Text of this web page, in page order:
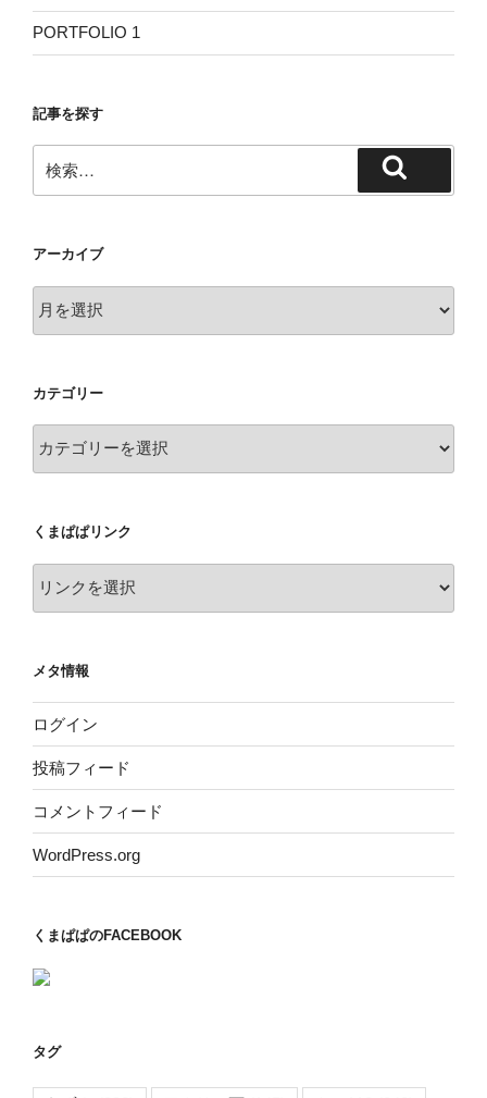
PORTFOLIO 1
記事を探す
索:
索
アーカイブ
ー
ブ
カテゴリー
テ
ー
くまぱぱリンク
メタ情報
ログイン
投稿フィード
コメントフィード
WordPress.org
くまぱぱのFACEBOOK
タグ